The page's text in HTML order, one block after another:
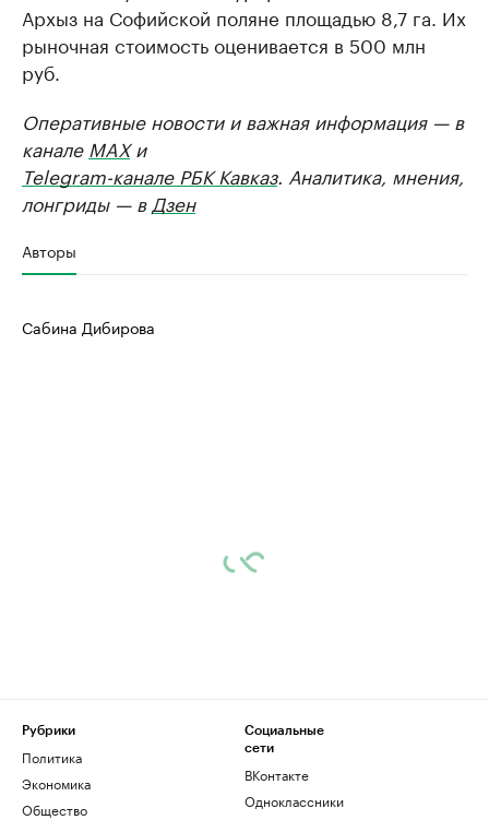
Архыз на Софийской поляне площадью 8,7 га. Их
рыночная стоимость оценивается в 500 млн
руб.
Оперативные новости и важная информация — в
канале MAXи
Telegram-канале РБК Кавказ. Аналитика, мнения,
лонгриды — в Дзен
Авторы
Сабина Дибирова
Рубрики
Политика
Экономика
Общество
Социальные
сети
ВКонтакте
Одноклассники